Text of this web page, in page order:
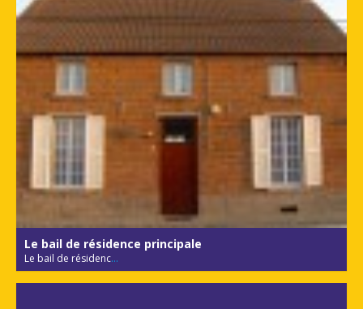
Le bail de résidence principale
Le bail de résidenc...